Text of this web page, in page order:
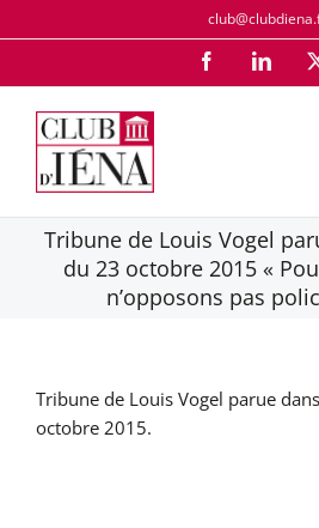
au
Facebook
Tribune de Louis Vogel
du 23 octobre 2015 «
n’opposons pas
Tribune de Louis Vogel parue dans
octobre 2015.